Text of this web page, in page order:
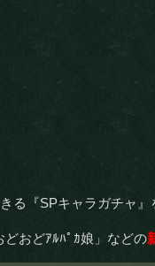
る『SPキャラガチャ』
おどｱﾙﾊﾟｶ娘」などの